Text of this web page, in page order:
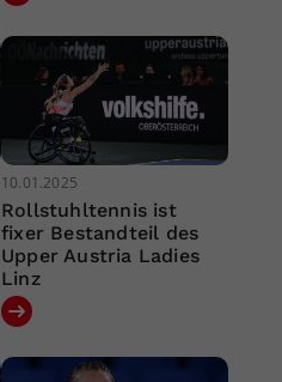
10.01.2025
Rollstuhltennis ist
fixer Bestandteil des
Upper Austria Ladies
Linz